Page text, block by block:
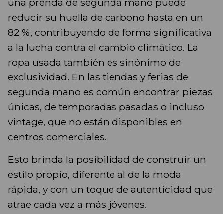
una prenda de segunda mano puede
reducir su huella de carbono hasta en un
82 %, contribuyendo de forma significativa
a la lucha contra el cambio climático. La
ropa usada también es sinónimo de
exclusividad. En las tiendas y ferias de
segunda mano es común encontrar piezas
únicas, de temporadas pasadas o incluso
vintage, que no están disponibles en
centros comerciales.
Esto brinda la posibilidad de construir un
estilo propio, diferente al de la moda
rápida, y con un toque de autenticidad que
atrae cada vez a más jóvenes.